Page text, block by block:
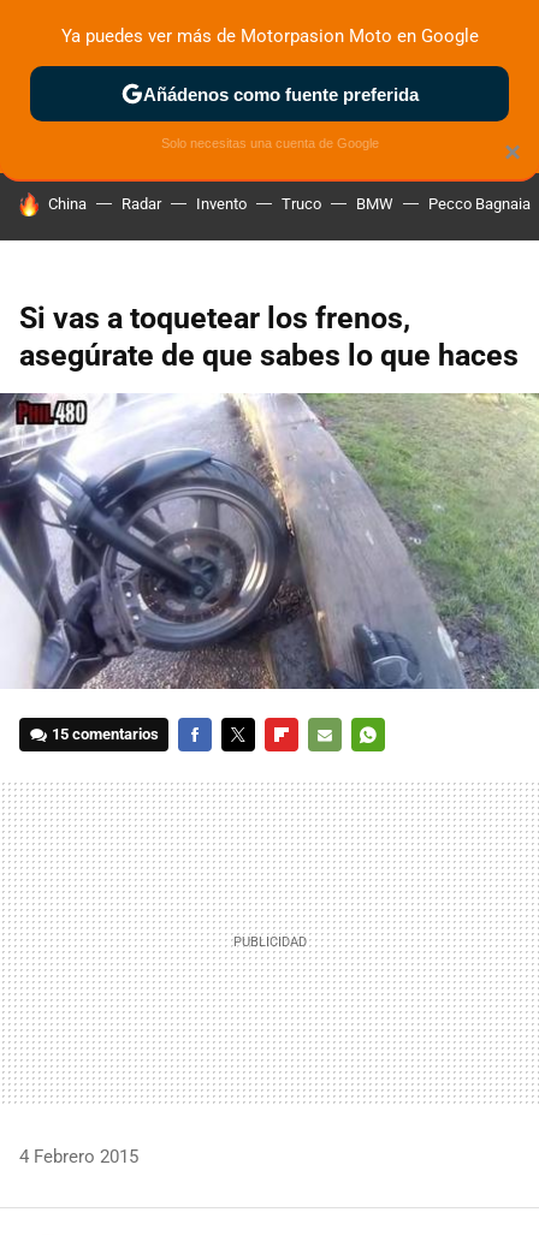
ZONA DE PRUEBAS DEPORTIVAS MOTOS ELÉCTRICAS
HOY SE HABLA DE
China Radar Invento Truco BMW Pecco Bagnaia
Si vas a toquetear los frenos,
asegúrate de que sabes lo que haces
15 comentarios
MAIL
4 Febrero 2015
×
Ya puedes ver más de Motorpasion Moto en Google
Añádenos como fuente preferida
Solo necesitas una cuenta de Google